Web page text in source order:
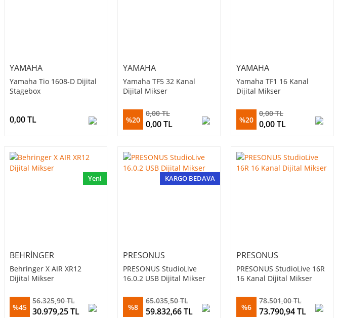
YAMAHA
Yamaha Tio 1608-D Dijital
Stagebox
0,00 TL
YAMAHA
Yamaha TF5 32 Kanal
Dijital Mikser
%20
0,00 TL
0,00 TL
YAMAHA
Yamaha TF1 16 Kanal
Dijital Mikser
%20
0,00 TL
0,00 TL
Yeni
BEHRINGER
Behringer X AIR XR12
Dijital Mikser
%45
56.325,90 TL
30.979,25 TL
KARGO BEDAVA
PRESONUS
PRESONUS StudioLive
16.0.2 USB Dijital Mikser
%8
65.035,50 TL
59.832,66 TL
PRESONUS
PRESONUS StudioLive 16R
16 Kanal Dijital Mikser
%6
78.501,00 TL
73.790,94 TL